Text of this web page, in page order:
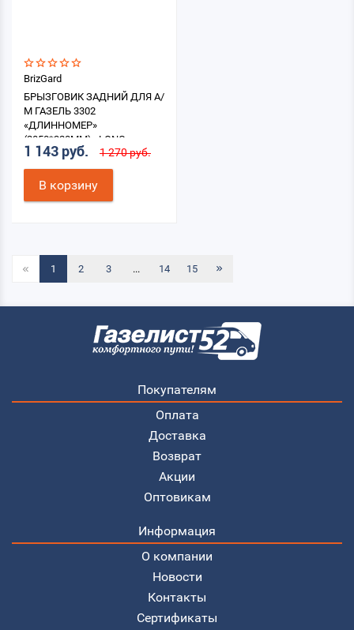
BrizGard
БРЫЗГОВИК ЗАДНИЙ ДЛЯ А/
М ГАЗЕЛЬ 3302
«ДЛИННОМЕР»
(2050*320ММ) «LONG
VEHICLE»
1 143 руб. 1 270 руб.
В корзину
1 2 3 ... 14 15
Покупателям
Оплата
Доставка
Возврат
Акции
Оптовикам
Информация
О компании
Новости
Контакты
Сертификаты